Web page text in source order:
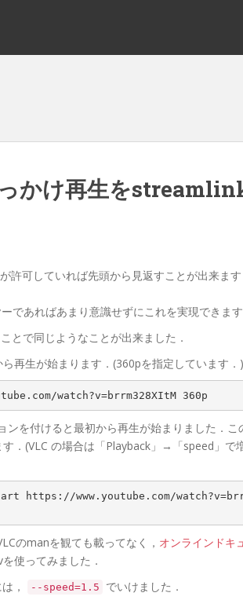
かけ再生を
許可していれば先頭から見返すことが出来ま
であればあまり意識せずにこれを実現できます
とで同じようなことが出来ました．
再生が始まります．(360pを指定しています．)
watch?v=brrm328XItM 360p
ンを付けると最初から再生が始まりました．こ
．(VLC の場合は「Playback」→「speed」で
www.youtube.com/
のmanを観ても載ってなく， オンラインドキ
使ってみました．
，
--speed=1.5
でいけました．